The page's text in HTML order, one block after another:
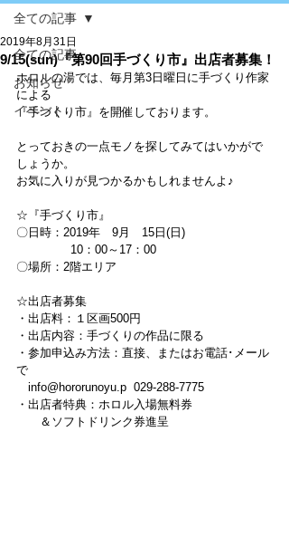
全ての記事
お知らせ
イベント
全ての記事
9/15(sun)『第90回手づくり市』出店者募集！
2019年8月31日
ホロルの湯では、毎月第3日曜日に手づくり作家
による
『手づくり市』を開催しております。
とっておきの一点モノを探してみてはいかがで
しょうか。
お気に入りが見つかるかもしれませんよ♪
☆『手づくり市』
〇日時：2019年　9月　15日(日)
               10：00～17：00
〇場所：2階エリア
☆出店者募集
・出店料：１区画500円
・出店内容：手づくりの作品に限る
・参加申込み方法：直接、またはお電話･メール
で
info@hororunoyu.p  029-288-7775
・出店者特典：ホロル入場無料券
＆ソフトドリンク券進呈